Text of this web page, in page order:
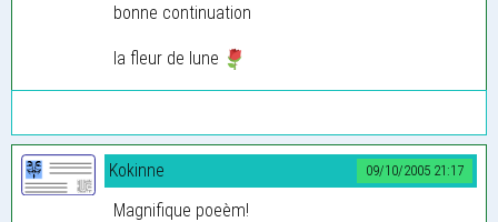
bonne continuation
la fleur de lune
09/10/2005 21:17
Kokinne
Magnifique poeèm!